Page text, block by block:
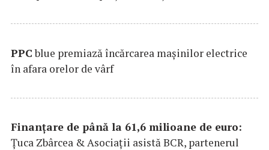
PPCblue premiază încărcarea maşinilor electrice
în afara orelor de vârf
Finanțare de până la 61,6 milioane de euro:
Țuca Zbârcea & Asociații asistă BCR, partenerul